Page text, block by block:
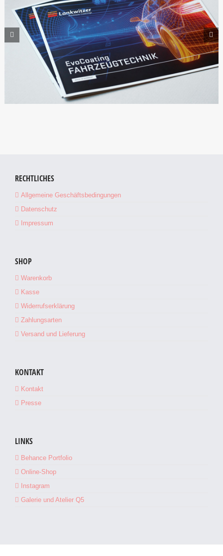
RECHTLICHES
Allgemeine Geschäftsbedingungen
Datenschutz
Impressum
SHOP
Warenkorb
Kasse
Widerrufserklärung
Zahlungsarten
Versand und Lieferung
KONTAKT
Kontakt
Presse
LINKS
Behance Portfolio
Online-Shop
Instagram
Galerie und Atelier Q5